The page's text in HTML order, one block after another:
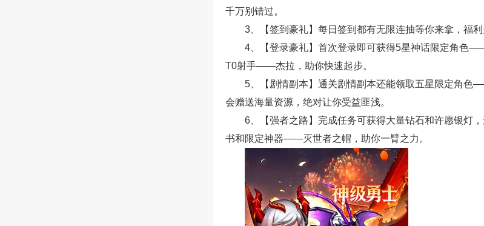
千万别错过。
3、【签到豪礼】每日签到都有无限连抽等你来拿，福利
4、【登录豪礼】首次登录即可获得5星神话限定角色
T0射手——杰拉，助你快速起步。
5、【剧情副本】通关剧情副本还能领取五星限定角色
会赠送海量资源，绝对让你受益匪浅。
6、【强者之路】完成任务可获得大量钻石和许愿银灯
书和限定神器——灭世者之帽，助你一臂之力。